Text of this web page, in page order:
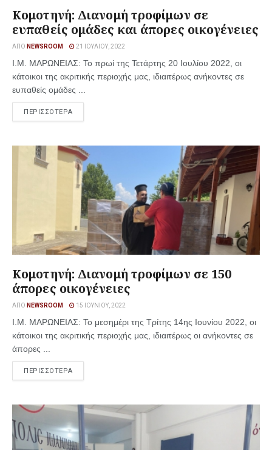
Κομοτηνή: Διανομή τροφίμων σε
ευπαθείς ομάδες και άπορες οικογένειες
ΑΠΌ NEWSROOM 21 ΙΟΥΛΊΟΥ, 2022
Ι.Μ. ΜΑΡΩΝΕΙΑΣ: Το πρωί της Τετάρτης 20 Ιουλίου 2022, οι
κάτοικοι της ακριτικής περιοχής μας, ιδιαιτέρως ανήκοντες σε
ευπαθείς ομάδες ...
ΠΕΡΙΣΣΟΤΕΡΑ
Kομοτηνή: Διανομή τροφίμων σε 150
άπορες οικογένειες
ΑΠΌ NEWSROOM 15 ΙΟΥΝΊΟΥ, 2022
Ι.Μ. ΜΑΡΩΝΕΙΑΣ: Το μεσημέρι της Τρίτης 14ης Ιουνίου 2022, οι
κάτοικοι της ακριτικής περιοχής μας, ιδιαιτέρως οι ανήκοντες σε
άπορες ...
ΠΕΡΙΣΣΟΤΕΡΑ